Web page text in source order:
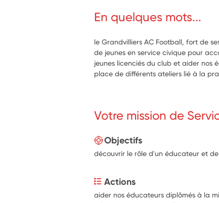
En quelques mots...
le Grandvilliers AC Football, fort de
de jeunes en service civique pour
jeunes licenciés du club et aider nos
place de différents ateliers lié à la
Votre mission de
Objectifs
découvrir le rôle d'un éducateur et
Actions
aider nos éducateurs diplômés à la